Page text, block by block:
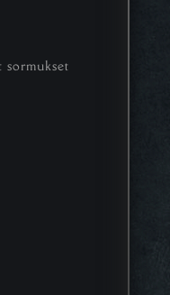
sormukset